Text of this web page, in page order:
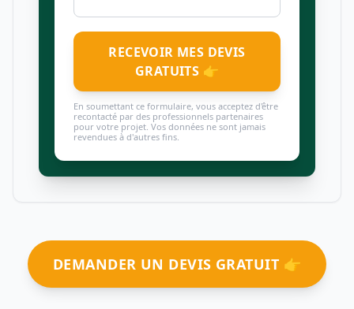
RECEVOIR MES DEVIS
GRATUITS 👉
En soumettant ce formulaire, vous acceptez d'être
recontacté par des professionnels partenaires
pour votre projet. Vos données ne sont jamais
revendues à d'autres fins.
DEMANDER UN DEVIS GRATUIT 👉